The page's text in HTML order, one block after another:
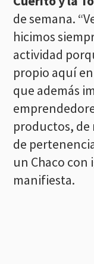
de semana.
hicimos
actividad
propio aquí
que además
productos, de
de
un Chaco con
manifiesta.